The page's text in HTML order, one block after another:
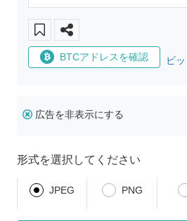
BTCアドレスを確認 ビ
広告を非表示にする
形式を選択してください
JPEG PNG